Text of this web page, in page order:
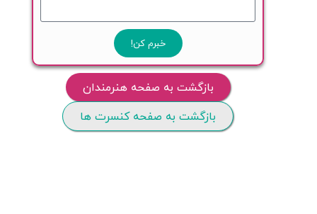
خبرم کن!
بازگشت به صفحه هنرمندان
بازگشت به صفحه کنسرت ها